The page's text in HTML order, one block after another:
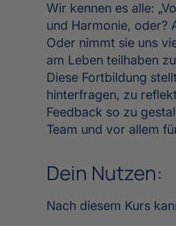
Wir kennen es alle:
und Harmonie, oder?
Oder nimmt sie uns
am Leben teilhaben
Diese Fortbildung
hinterfragen, zu
Feedback so zu
Team und vor allem
Dein Nutzen:
Nach diesem Kurs